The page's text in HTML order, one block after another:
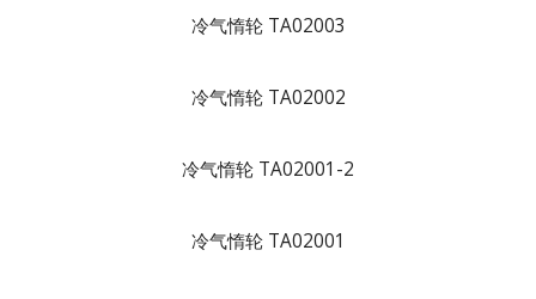
冷气惰轮 TA02003
冷气惰轮 TA02002
冷气惰轮 TA02001-2
冷气惰轮 TA02001